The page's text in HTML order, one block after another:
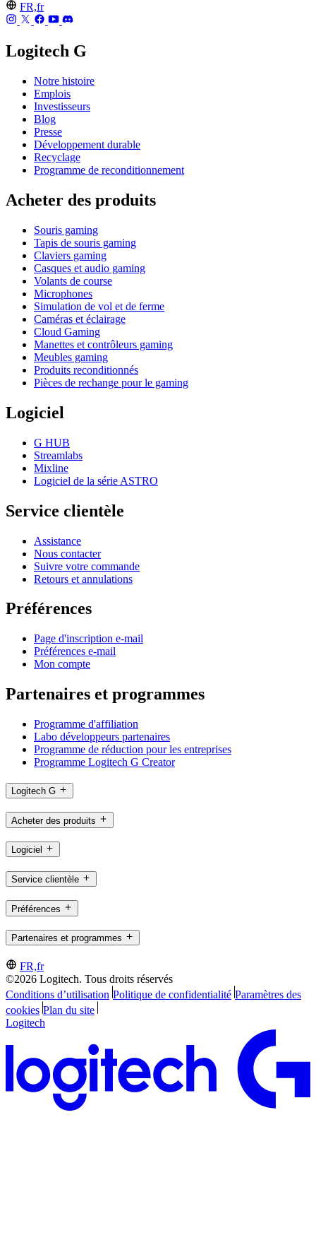
FR,fr
Logitech G
Notre histoire
Emplois
Investisseurs
Blog
Presse
Développement durable
Recyclage
Programme de reconditionnement
Acheter des produits
Souris gaming
Tapis de souris gaming
Claviers gaming
Casques et audio gaming
Volants de course
Microphones
Simulation de vol et de ferme
Caméras et éclairage
Cloud Gaming
Manettes et contrôleurs gaming
Meubles gaming
Produits reconditionnés
Pièces de rechange pour le gaming
Logiciel
G HUB
Streamlabs
Mixline
Logiciel de la série ASTRO
Service clientèle
Assistance
Nous contacter
Suivre votre commande
Retours et annulations
Préférences
Page d'inscription e-mail
Préférences e-mail
Mon compte
Partenaires et programmes
Programme d'affiliation
Labo développeurs partenaires
Programme de réduction pour les entreprises
Programme Logitech G Creator
Logitech G
Acheter des produits
Logiciel
Service clientèle
Préférences
Partenaires et programmes
FR,fr
©2026 Logitech. Tous droits réservés
Conditions d’utilisation Politique de confidentialité Paramètres des
cookies Plan du site
Logitech